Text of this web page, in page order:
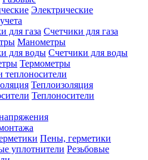
Электрические
Счетчики для газа
Манометры
Счетчики для воды
Термометры
теплоносители
Теплоизоляция
Теплоносители
Пены, герметики
Резьбовые